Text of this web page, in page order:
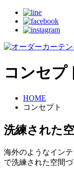
コンセプ
HOME
コンセプト
洗練された
海外のようなイン
で洗練された空間